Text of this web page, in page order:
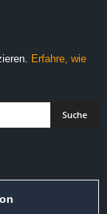
Erfahre, wie